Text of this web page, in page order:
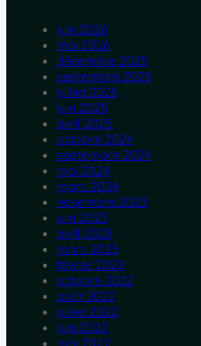
juin 2026
mai 2026
décembre 2025
septembre 2025
juillet 2025
juin 2025
avril 2025
octobre 2024
septembre 2024
mai 2024
mars 2024
novembre 2023
juin 2023
avril 2023
mars 2023
février 2023
octobre 2022
août 2022
juillet 2022
juin 2022